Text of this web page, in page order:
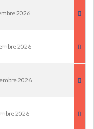
2026
2026
2026
2026